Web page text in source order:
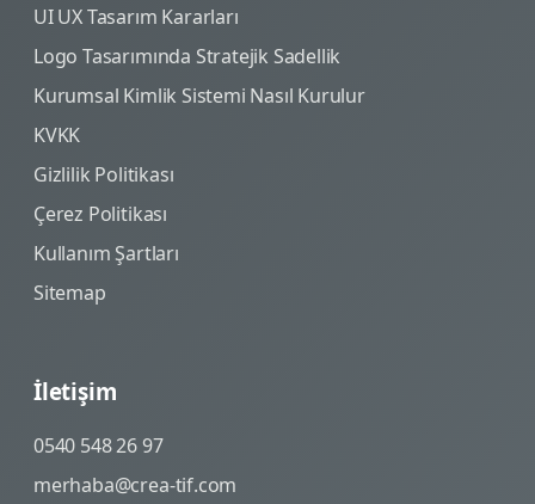
UI UX Tasarım Kararları
Logo Tasarımında Stratejik Sadellik
Kurumsal Kimlik Sistemi Nasıl Kurulur
KVKK
Gizlilik Politikası
Çerez Politikası
Kullanım Şartları
Sitemap
İletişim
0540 548 26 97
merhaba@crea-tif.com